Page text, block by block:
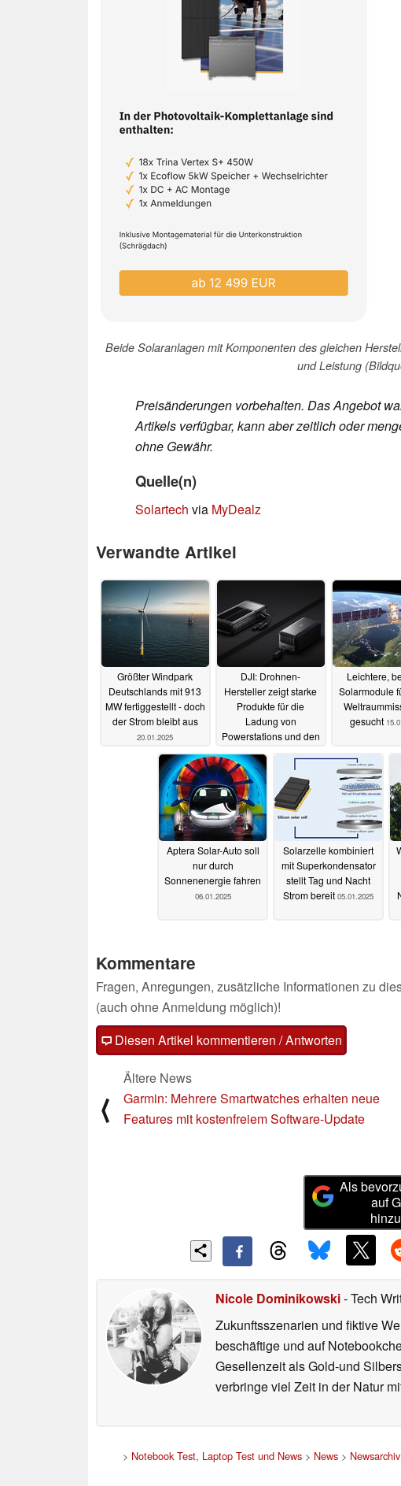
Beide Solaranlagen mit Komponenten des gleichen
und Leistung
Preisänderungen vorbehalten. Das Angebot
Artikels verfügbar, kann aber zeitlich oder
ohne Gewähr.
Quelle(n)
Solartech via MyDealz
Verwandte Artikel
Größter Windpark
Deutschlands mit 913
MW fertiggestellt - doch
der Strom bleibt aus
20.01.2025
DJI: Drohnen-
Hersteller zeigt starke
Produkte für die
Ladung von
Powerstations und den
16.01.2025
Leichtere,
Solarmodule
gesucht
Aptera Solar-Auto soll
nur durch
Sonnenenergie fahren
06.01.2025
Solarzelle kombiniert
mit Superkondensator
stellt Tag und Nacht
Strom bereit 05.01.2025
Kommentare
Fragen, Anregungen, zusätzliche Informationen zu
(auch ohne Anmeldung möglich)!
Diesen Artikel kommentieren / Antworten
⟨
Ältere News
Garmin: Mehrere Smartwatches erhalten neue
Features mit kostenfreiem Software-Update
Als
auf
Nicole Dominikowski- Tech
Zukunftsszenarien und fiktive
beschäftige und auf
Gesellenzeit als Gold-und
verbringe viel Zeit in der Natur
> Notebook Test, Laptop Test und News > News > Newsarchiv